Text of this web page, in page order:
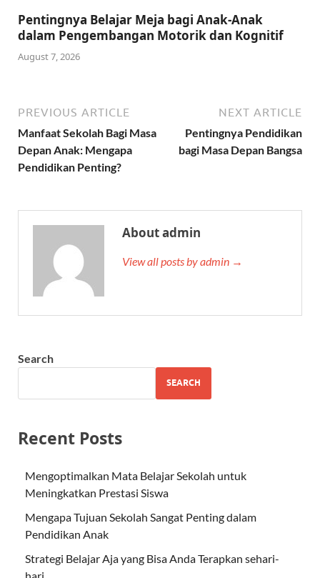
Pentingnya Belajar Meja bagi Anak-Anak
dalam Pengembangan Motorik dan Kognitif
August 7, 2026
PREVIOUS ARTICLE
Manfaat Sekolah Bagi Masa
Depan Anak: Mengapa
Pendidikan Penting?
NEXT ARTICLE
Pentingnya Pendidikan
bagi Masa Depan Bangsa
About admin
View all posts by admin →
Search
SEARCH
Recent Posts
Mengoptimalkan Mata Belajar Sekolah untuk
Meningkatkan Prestasi Siswa
Mengapa Tujuan Sekolah Sangat Penting dalam
Pendidikan Anak
Strategi Belajar Aja yang Bisa Anda Terapkan sehari-
hari